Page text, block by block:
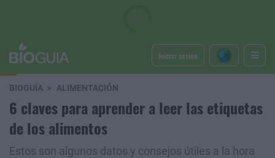
Iniciar sesión
BIOGUÍA ALIMENTACIÓN
6 claves para aprender a leer las etiquetas
de los alimentos
Estos son algunos datos y consejos útiles a la hora